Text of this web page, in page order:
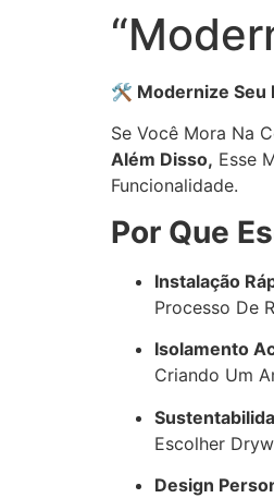
🛠 Modernize Seu
Se Você Mora Na
Além Disso, Esse
Funcionalidade.
Por Que
Instalação
Processo De
Isolamento
Criando Um
Escolher
Design